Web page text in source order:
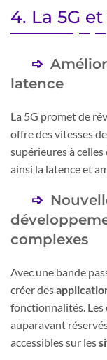
4. La 5G
latence
La 5G promet de
offre des vitesses
supérieures à
ainsi la latence et
complexes
Avec une bande
créer des
fonctionnalités.
auparavant
accessibles sur les